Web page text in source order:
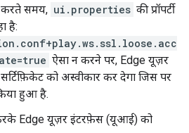
करते समय, ui.properties की प्रॉपर्टी
है:
ऐसा न करने पर, Edge यूज़र
को अस्वीकार कर देगा जिस पर
हुआ है.
Edge यूज़र इंटरफ़ेस (यूआई) को